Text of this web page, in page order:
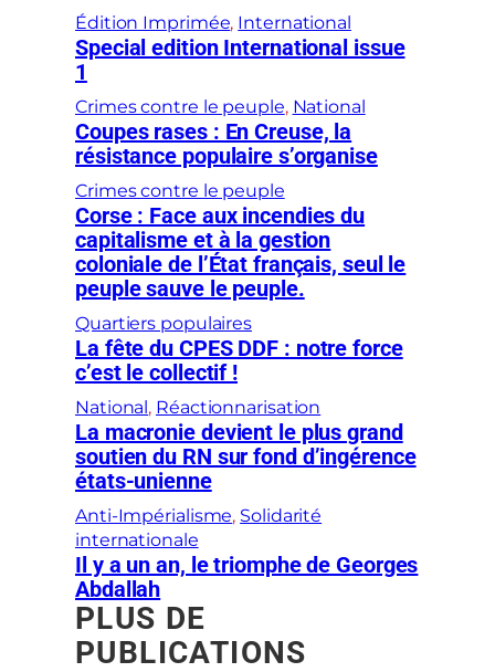
Édition Imprimée, International
Special edition International issue
1
Crimes contre le peuple, National
Coupes rases : En Creuse, la
résistance populaire s’organise
Crimes contre le peuple
Corse : Face aux incendies du
capitalisme et à la gestion
coloniale de l’État français, seul le
peuple sauve le peuple.
Quartiers populaires
La fête du CPES DDF : notre force
c’est le collectif !
National, Réactionnarisation
La macronie devient le plus grand
soutien du RN sur fond d’ingérence
états-unienne
Anti-Impérialisme, Solidarité
internationale
Il y a un an, le triomphe de Georges
Abdallah
PLUS DE
PUBLICATIONS